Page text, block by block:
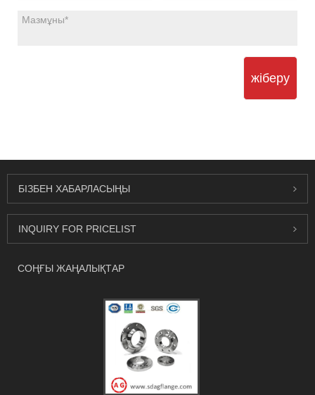
жіберу
БІЗБЕН ХАБАРЛАСЫҢЫ
INQUIRY FOR PRICELIST
СОҢҒЫ ЖАҢАЛЫҚТАР